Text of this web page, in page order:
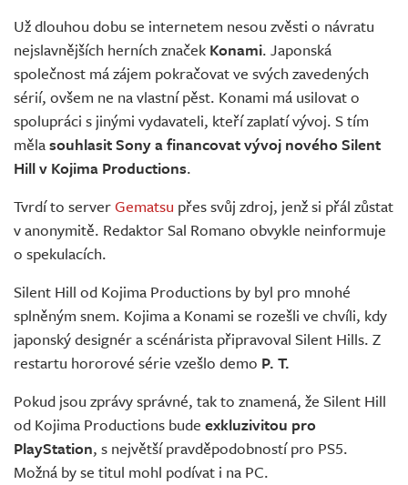
Živě
Už dlouhou dobu se internetem nesou zvěsti o návratu
nejslavnějších herních značek Konami. Japonská
společnost má zájem pokračovat ve svých zavedených
sérií, ovšem ne na vlastní pěst. Konami má usilovat o
spolupráci s jinými vydavateli, kteří zaplatí vývoj. S tím
mělasouhlasit Sony a financovat vývoj nového Silent
Hill v Kojima Productions.
Tvrdí to serverGematsu přes svůj zdroj, jenž si přál zůstat
v anonymitě. Redaktor Sal Romano obvykle neinformuje
o spekulacích.
Silent Hill od Kojima Productions by byl pro mnohé
splněným snem. Kojima a Konami se rozešli ve chvíli, kdy
japonský designér a scénárista připravoval Silent Hills. Z
restartu hororové série vzešlo demo P. T.
Pokud jsou zprávy správné, tak to znamená, že Silent Hill
od Kojima Productions bude exkluzivitou pro
PlayStation, s největší pravděpodobností pro PS5.
Možná by se titul mohl podívat i na PC.